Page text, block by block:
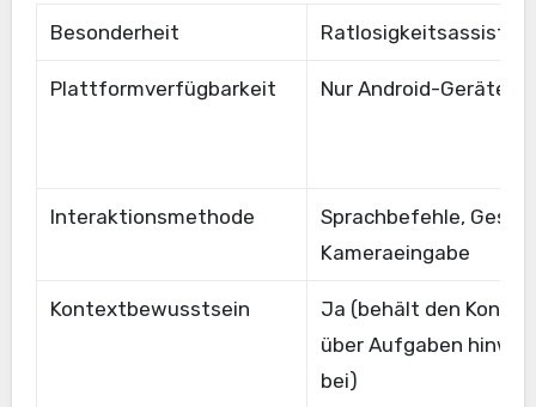
Besonderheit
Plattformverfügbarkeit Nur Android-Geräte
Interaktionsmethode
Sprachbefehle,
Kameraeingabe
Kontextbewusstsein
Ja (behält den
über Aufgaben hinweg
bei)